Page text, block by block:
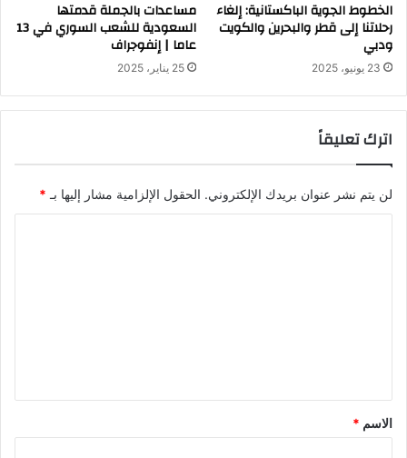
الخطوط الجوية الباكستانية: إلغاء
رحلاتنا إلى قطر والبحرين والكويت
ودبي
23 يونيو، 2025
مساعدات بالجملة قدمتها
السعودية للشعب السوري في 13
عاما | إنفوجراف
25 يناير، 2025
اترك تعليقاً
لن يتم نشر عنوان بريدك الإلكتروني. الحقول الإلزامية مشار إليها بـ *
*
الاسم *